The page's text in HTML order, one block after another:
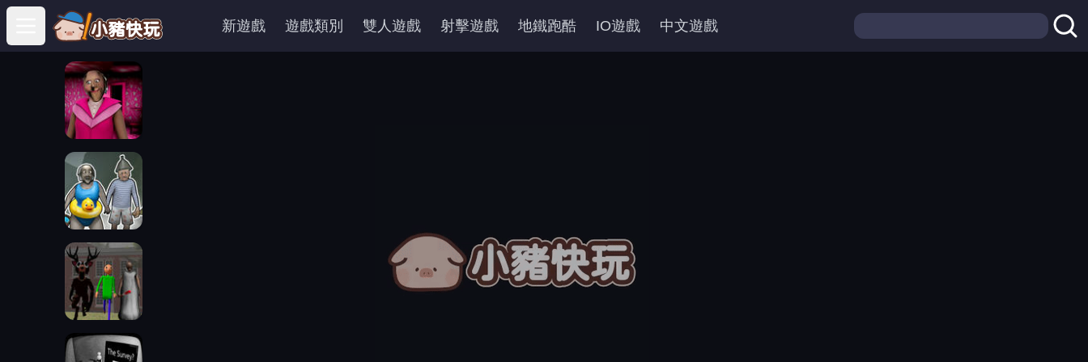
Open main menu
新遊戲 遊戲類別 雙人遊戲 射擊遊戲 地鐵跑酷 IO遊戲 中文遊戲